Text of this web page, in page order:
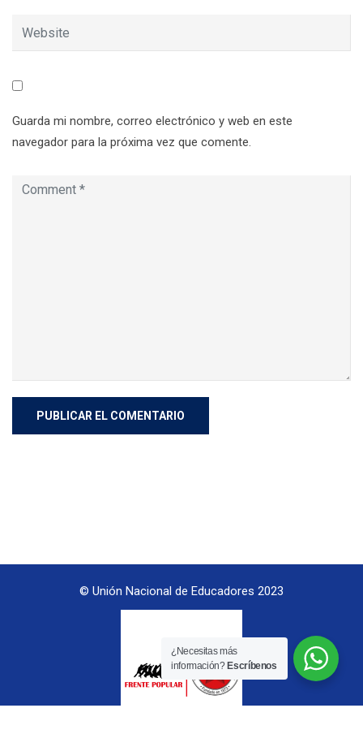
Guarda mi nombre, correo electrónico y web en este
navegador para la próxima vez que comente.
© Unión Nacional de Educadores 2023
¿Necesitas más
información? Escríbenos